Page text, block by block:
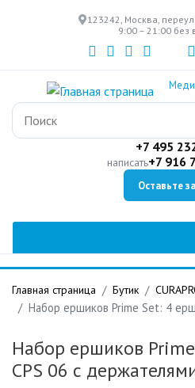
к
123242, Москва,
9:00 – 21:00 без
+7 495
написать+7 916
Оставьте
Главная страница Бутик
Набор ершиков Prime Set: 4
Набор ершиков
CPS 06 с